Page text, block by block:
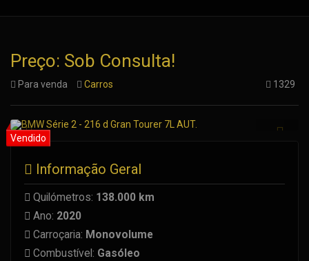
Preço: Sob Consulta!
Para venda Carros 1329
Informação Geral
Quilómetros: 138.000 km
Ano: 2020
Carroçaria: Monovolume
Combustível: Gasóleo